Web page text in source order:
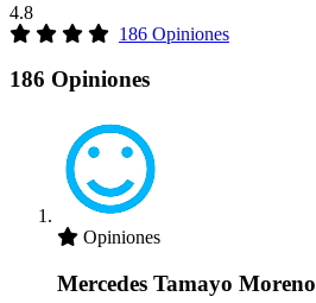
4.8
186 Opiniones
186 Opiniones
Opiniones
Mercedes Tamayo Moreno